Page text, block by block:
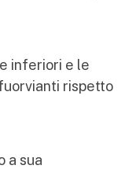
inferiori e le
rispetto
a sua